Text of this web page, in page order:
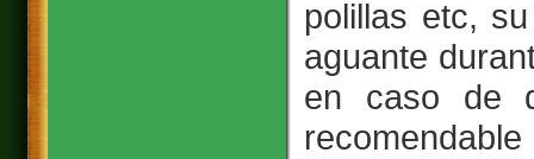
polillas etc,
aguante
en caso de